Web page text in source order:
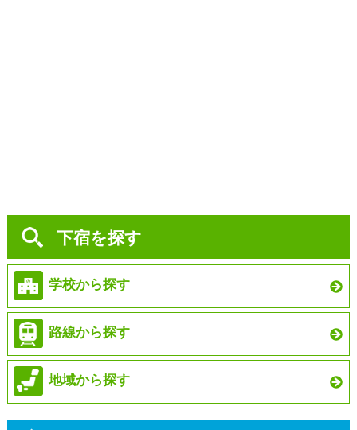
下宿を探す
学校から探す
路線から探す
地域から探す